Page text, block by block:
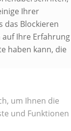
Ihrer
das Blockieren
auf Ihre Erfahrung
haben kann, die
um Ihnen die
und Funktionen